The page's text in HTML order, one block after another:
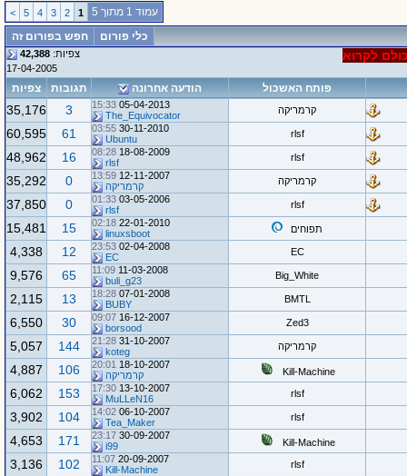
עמוד 1 מתוך 5 1
2
3
4
5
>
כלי פורום חפש בפורום זה
צפיות: 42,388 לקרוא
17-04-2005
פותח האשכול הודעה אחרונה תגובות צפיות
קרמריקה 05-04-2013
15:33
The_Equivocator
3
35,176
rlsf
30-11-2010
03:55
Ubuntu
61
60,595
rlsf
18-08-2009
08:28
rlsf
16
48,962
קרמריקה 12-11-2007
13:59
קרמריקה
0
35,292
rlsf
03-05-2006
01:33
rlsf
0
37,850
תפוחים
22-01-2010
02:18
linuxsboot
15
15,481
EC
02-04-2008
23:53
EC
12
4,338
Big_White
11-03-2008
11:09
buli_g23
65
9,576
BMTL
07-01-2008
18:28
BUBY
13
2,115
Zed3
16-12-2007
09:07
borsood
30
6,550
קרמריקה 31-10-2007
21:28
koteg
144
5,057
Kill-Machine
18-10-2007
20:01
קרמריקה
106
4,887
rlsf
13-10-2007
17:30
MuLLeN16
153
6,062
rlsf
06-10-2007
14:02
Tea_Maker
104
3,902
Kill-Machine
30-09-2007
23:17
i99
171
4,653
rlsf
20-09-2007
11:07
Kill-Machine
102
3,136